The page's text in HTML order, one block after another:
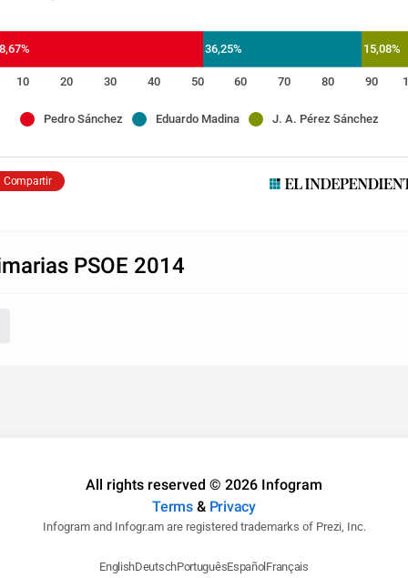
10 20 30 40 50 60 70 80 90
36,25% 15,08%
Pedro Sánchez Eduardo Madina J. A. Pérez Sánchez
Compartir
PSOE 2014
All rights reserved © 2026 Infogram
Terms& Privacy
Infogram and Infogr.am are registered trademarks of Prezi, Inc.
EnglishDeutschPortuguêsEspañol Français